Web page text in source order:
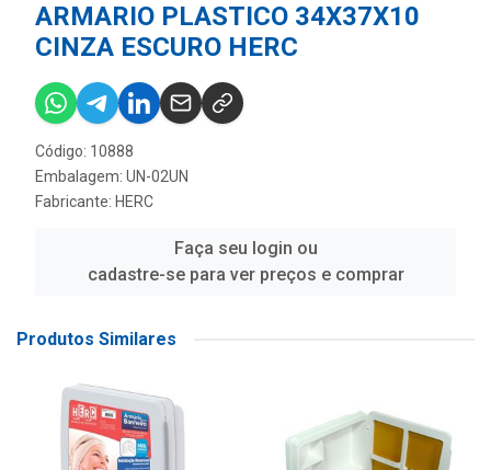
ARMARIO PLASTICO 34X37X10
CINZA ESCURO HERC
Código: 10888
Embalagem: UN-02UN
Fabricante: HERC
Faça seu login ou
cadastre-se para ver preços e comprar
Produtos Similares